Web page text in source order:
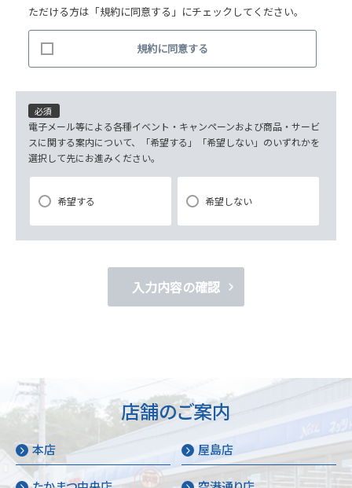
店舗のご案内
本店 屋島店